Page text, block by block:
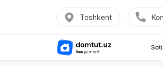
Toshkent